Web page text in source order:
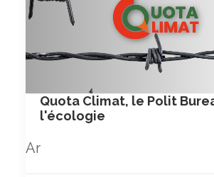
Quota Climat, le Polit
l'écologie
Ar